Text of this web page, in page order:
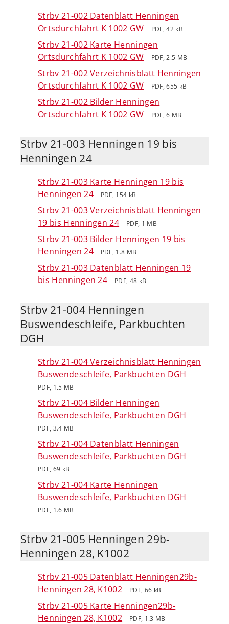
Strbv 21-002 Datenblatt Henningen
Ortsdurchfahrt K 1002 GW
PDF, 42 kB
Strbv 21-002 Karte Henningen
Ortsdurchfahrt K 1002 GW
PDF, 2.5 MB
Strbv 21-002 Verzeichnisblatt Henningen
Ortsdurchfahrt K 1002 GW
PDF, 655 kB
Strbv 21-002 Bilder Henningen
Ortsdurchfahrt K 1002 GW
PDF, 6 MB
Strbv 21-003 Henningen 19 bis
Henningen 24
Strbv 21-003 Karte Henningen 19 bis
Henningen 24
PDF, 154 kB
Strbv 21-003 Verzeichnisblatt Henningen
19 bis Henningen 24
PDF, 1 MB
Strbv 21-003 Bilder Henningen 19 bis
Henningen 24
PDF, 1.8 MB
Strbv 21-003 Datenblatt Henningen 19
bis Henningen 24
PDF, 48 kB
Strbv 21-004 Henningen
Buswendeschleife, Parkbuchten
DGH
Strbv 21-004 Verzeichnisblatt Henningen
Buswendeschleife, Parkbuchten DGH
PDF, 1.5 MB
Strbv 21-004 Bilder Henningen
Buswendeschleife, Parkbuchten DGH
PDF, 3.4 MB
Strbv 21-004 Datenblatt Henningen
Buswendeschleife, Parkbuchten DGH
PDF, 69 kB
Strbv 21-004 Karte Henningen
Buswendeschleife, Parkbuchten DGH
PDF, 1.6 MB
Strbv 21-005 Henningen 29b-
Henningen 28, K1002
Strbv 21-005 Datenblatt Henningen29b-
Henningen 28, K1002
PDF, 66 kB
Strbv 21-005 Karte Henningen29b-
Henningen 28, K1002
PDF, 1.3 MB